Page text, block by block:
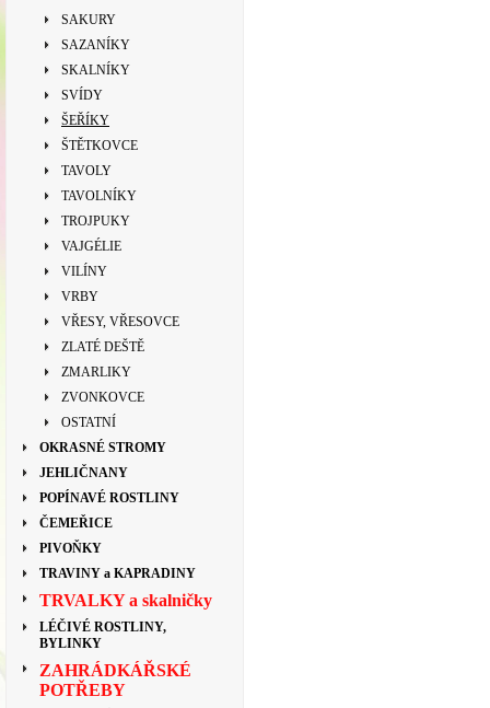
SAKURY
SAZANÍKY
SKALNÍKY
SVÍDY
ŠEŘÍKY
ŠTĚTKOVCE
TAVOLY
TAVOLNÍKY
TROJPUKY
VAJGÉLIE
VILÍNY
VRBY
VŘESY, VŘESOVCE
ZLATÉ DEŠTĚ
ZMARLIKY
ZVONKOVCE
OSTATNÍ
OKRASNÉ STROMY
JEHLIČNANY
POPÍNAVÉ ROSTLINY
ČEMEŘICE
PIVOŇKY
TRAVINY a KAPRADINY
TRVALKY a skalničky
LÉČIVÉ ROSTLINY,
BYLINKY
ZAHRÁDKÁŘSKÉ
POTŘEBY